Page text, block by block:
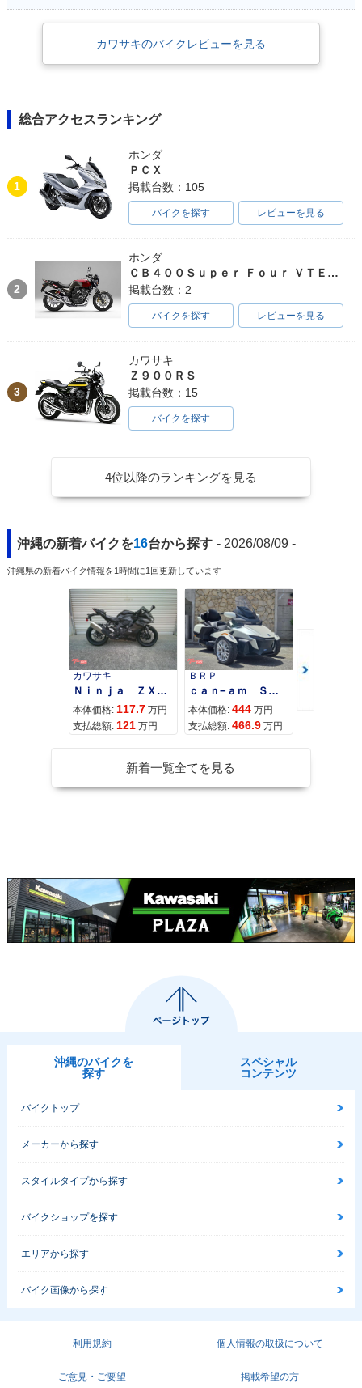
カワサキのバイクレビューを見る
総合アクセスランキング
1
ホンダ
ＰＣＸ
掲載台数：105
バイクを探す レビューを見る
2
ホンダ
ＣＢ４００Ｓｕｐｅｒ Ｆｏｕｒ ＶＴＥＣ ＳＰＥＣ３
掲載台数：2
バイクを探す レビューを見る
3
カワサキ
Ｚ９００ＲＳ
掲載台数：15
バイクを探す
4位以降のランキングを見る
沖縄の新着バイクを16台から探す - 2026/08/09 -
沖縄県の新着バイク情報を1時間に1回更新しています
カワサキ
Ｎｉｎｊａ ＺＸ−４Ｒ ＳＥ
本体価格: 117.7 万円
支払総額: 121 万円
ＢＲＰ
ｃａｎ−ａｍ ＳＰＹＤＥＲ ＲＴ ＬＩＭＩＴＥＤ
本体価格: 444 万円
支払総額: 466.9 万円
スズキ
本体価格:
新着一覧全てを見る
沖縄のバイクを
探す
スペシャル
コンテンツ
バイクトップ
メーカーから探す
スタイルタイプから探す
バイクショップを探す
エリアから探す
バイク画像から探す
利用規約 個人情報の取扱について
ご意見・ご要望 掲載希望の方